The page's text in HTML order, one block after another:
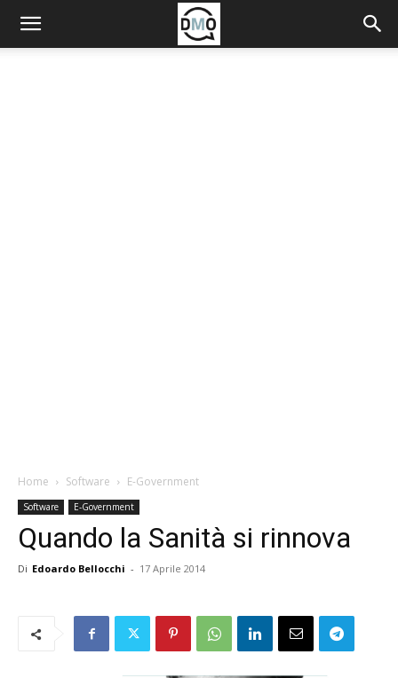
Home Software E-Government
Software E-Government
Quando la Sanità si rinnova
Di Edoardo Bellocchi - 17 Aprile 2014